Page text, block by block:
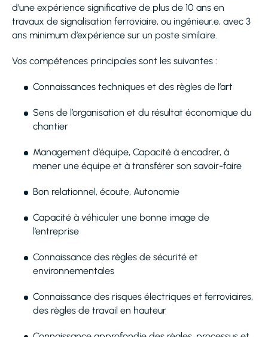
d'une expérience significative de plus de 10 ans en
travaux de signalisation ferroviaire, ou ingénieur.e, avec 3
ans minimum d’expérience sur un poste similaire.
Vos compétences principales sont les suivantes :
Connaissances techniques et des règles de l’art
Sens de l’organisation et du résultat économique du
chantier
Management d’équipe, Capacité à encadrer, à
mener une équipe et à transférer son savoir-faire
Bon relationnel, écoute, Autonomie
Capacité à véhiculer une bonne image de
l’entreprise
Connaissance des règles de sécurité et
environnementales
Connaissance des risques électriques et ferroviaires,
des règles de travail en hauteur